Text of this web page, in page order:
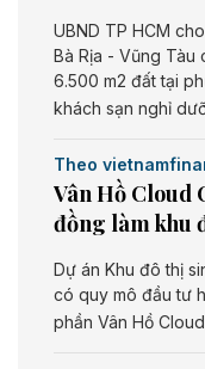
UBND TP HCM
Bà Rịa - Vũng Tàu
6.500 m2 đất tại
khách sạn nghỉ
Theo
Vân Hồ Cloud
đồng làm khu
Dự án Khu đô thị
có quy mô đầu tư
phần Vân Hồ